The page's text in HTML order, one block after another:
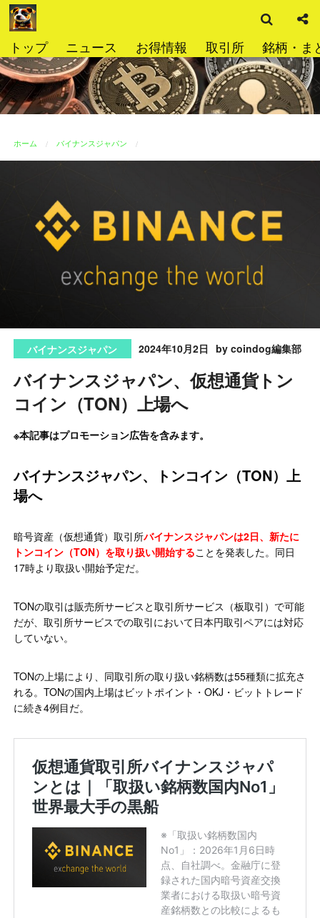
コ
ン
ン
ツ
へ
ス
プ
トップ ニュース お得情報 取引所 銘柄・ま
索
ホーム バイナンスジャパン
バイナンスジャパン 2024年10月2日 by coindog編集部
バイナンスジャパン、仮想通貨トン
コイン（TON）上場へ
※本記事はプロモーション広告を含みます。
バイナンスジャパン、トンコイン（TON）上
場へ
暗号資産（仮想通貨）取引所バイナンスジャパンは2日、新たに
トンコイン（TON）を取り扱い開始することを発表した。同日
17時より取扱い開始予定だ。
TONの取引は販売所サービスと取引所サービス（板取引）で可能
だが、取引所サービスでの取引において日本円取引ペアには対応
していない。
TONの上場により、同取引所の取り扱い銘柄数は55種類に拡充さ
れる。TONの国内上場はビットポイント・OKJ・ビットトレード
に続き4例目だ。